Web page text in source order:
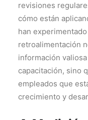
revisiones
cómo están
han
retroalimentación
información
capacitación, sino
empleados que
crecimiento y